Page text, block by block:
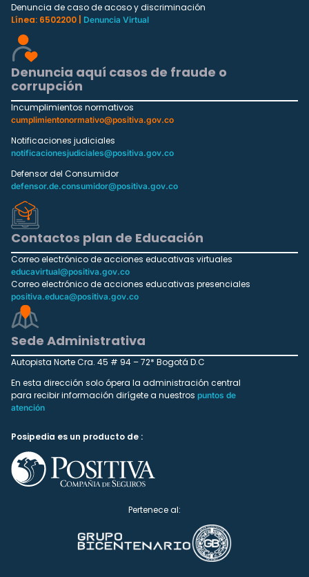
Denuncia de caso de acoso y discriminación
Línea: 6502200 |
Denuncia Virtual
Denuncia aquí casos de fraude o
corrupción
Incumplimientos normativos
cumplimientonormativo@positiva.gov.co
Notificaciones judiciales
notificacionesjudiciales@positiva.gov.co
Defensor del Consumidor
defensor.de.consumidor@positiva.gov.co
Contactos plan de Educación
Correo electrónico de acciones educativas virtuales
educavirtual@positiva.gov.co
Correo electrónico de acciones educativas presenciales
positiva.educa@positiva.gov.co
Sede Administrativa
Autopista Norte Cra. 45 # 94 – 72* Bogotá D.C
En esta dirección solo ópera la administración central
para recibir información dirígete a nuestros puntos de
atención
Posipedia es un producto de :
Pertenece al: